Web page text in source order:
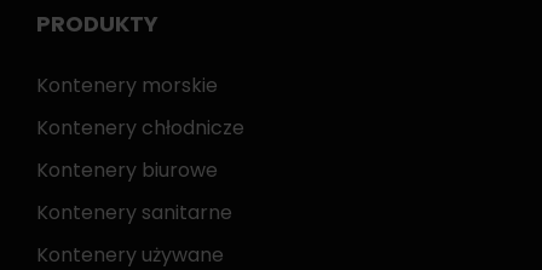
PRODUKTY
Kontenery morskie
Kontenery chłodnicze
Kontenery biurowe
Kontenery sanitarne
Kontenery używane